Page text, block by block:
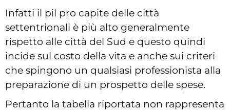
Infatti il pil pro capite delle città
settentrionali è più alto generalmente
rispetto alle città del Sud e questo quindi
incide sul costo della vita e anche sui criteri
che spingono un qualsiasi professionista alla
preparazione di un prospetto delle spese.
Pertanto la tabella riportata non rappresenta